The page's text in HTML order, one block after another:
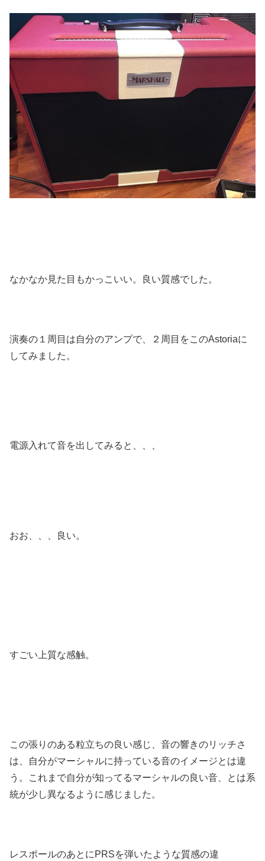
なかなか見た目もかっこいい。良い質感でした。
演奏の１周目は自分のアンプで、２周目をこのAstoriaに
してみました。
電源入れて音を出してみると、、、
おお、、、良い。
すごい上質な感触。
この張りのある粒立ちの良い感じ、音の響きのリッチさ
は、自分がマーシャルに持っている音のイメージとは違
う。これまで自分が知ってるマーシャルの良い音、とは系
統が少し異なるように感じました。
レスポールのあとにPRSを弾いたような質感の違